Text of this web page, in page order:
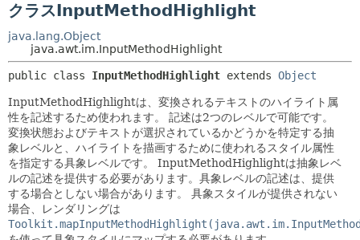
クラスInputMethodHighlight
java.lang.Object
java.awt.im.InputMethodHighlight
public class InputMethodHighlight extends Object
InputMethodHighlightは、変換されるテキストのハイライト属
性を記述するため使われます。
記述は2つのレベルで可能です。
変換状態およびテキストが選択されているかどうかを特定する抽
象レベルと、ハイライトを描画するために使われるスタイル属性
を指定する具象レベルです。
InputMethodHighlightは抽象レベ
ルの記述を提供する必要があります。具象レベルの記述は、提供
する場合としない場合があります。
具象スタイルが提供されない
場合、レンダリングは